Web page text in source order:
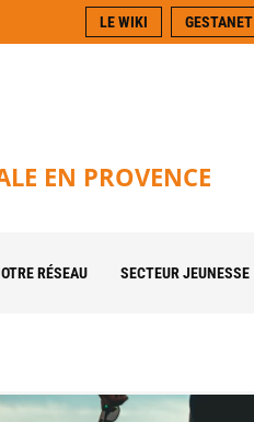
LE WIKI GESTANET
EN PROVENCE
RÉSEAU SECTEUR JEUNESSE